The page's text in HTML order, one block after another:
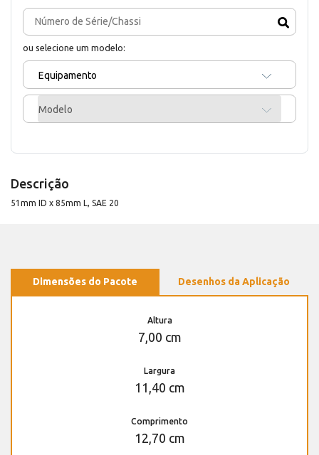
ou selecione um modelo:
Equipamento
Modelo
Descrição
51mm ID x 85mm L, SAE 20
Dimensões do Pacote Desenhos da Aplicação
Altura
7,00 cm
Largura
11,40 cm
Comprimento
12,70 cm